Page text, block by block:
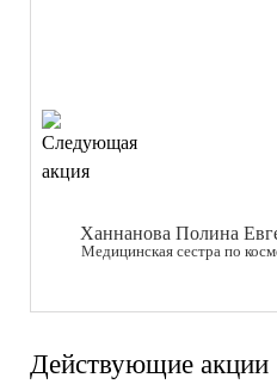
Ханнанова Полина
Медицинская сестра по
Действующие акции